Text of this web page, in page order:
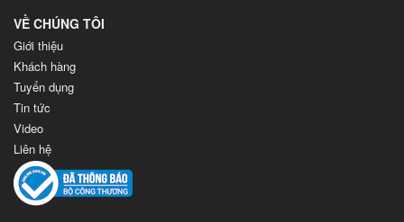
VỀ CHÚNG TÔI
Giới thiệu
Khách hàng
Tuyển dụng
Tin tức
Video
Liên hệ